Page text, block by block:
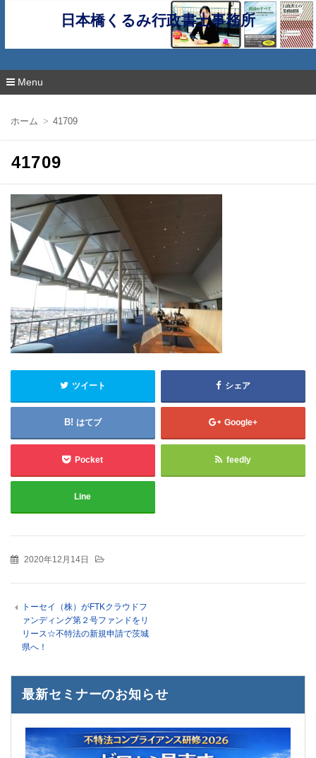
日本橋くるみ行政書士事務所
Menu
ン
ホーム 41709
41709
ツイート シェア
はてブ Google+
Pocket feedly
Line
2020年12月14日
トーセイ（株）がFTKクラウドフ
ァンディング第２号ファンドをリ
リース☆不特法の新規申請で茨城
県へ！
最新セミナーのお知らせ